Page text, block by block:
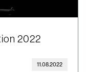
2022
11.08.2022